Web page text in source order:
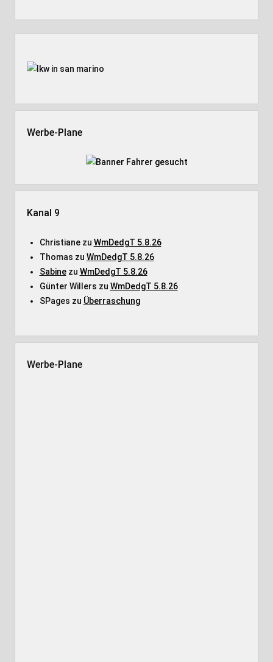
Werbe-Plane
Kanal 9
Christianezu WmDedgT 5.8.26
Thomas zu WmDedgT 5.8.26
Sabinezu WmDedgT 5.8.26
Günter Willers zu WmDedgT 5.8.26
SPages zu Überraschung
Werbe-Plane